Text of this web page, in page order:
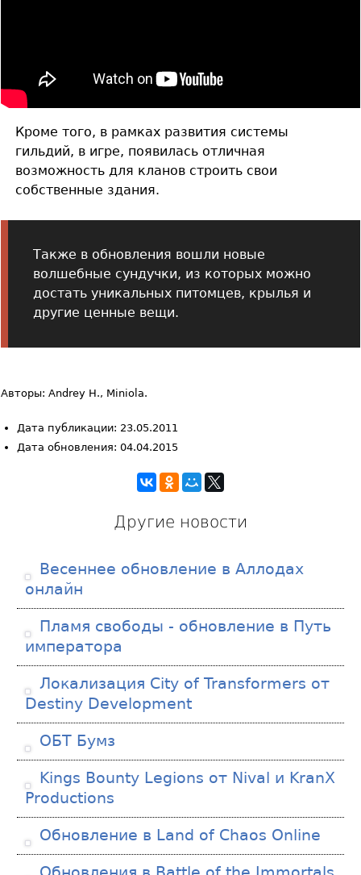
Кроме того, в рамках развития системы
гильдий, в игре, появилась отличная
возможность для кланов строить свои
собственные здания.
Также в обновления вошли новые
волшебные сундучки, из которых можно
достать уникальных питомцев, крылья и
другие ценные вещи.
Авторы: Andrey H., Miniola.
Дата публикации: 23.05.2011
Дата обновления: 04.04.2015
Другие новости
Весеннее обновление в Аллодах
онлайн
Пламя свободы - обновление в Путь
императора
Локализация City of Transformers от
Destiny Development
ОБТ Бумз
Kings Bounty Legions от Nival и KranX
Productions
Обновление в Land of Chaos Online